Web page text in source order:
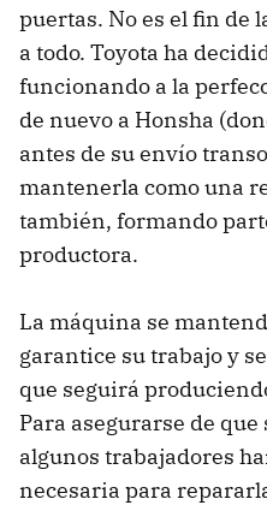
puertas. No es el fin de
a todo. Toyota ha
funcionando a la
de nuevo a Honsha
antes de su envío
mantenerla como una
también, formando
productora.
La máquina se
garantice su trabajo y
que seguirá
Para asegurarse de
algunos trabajadores
necesaria para